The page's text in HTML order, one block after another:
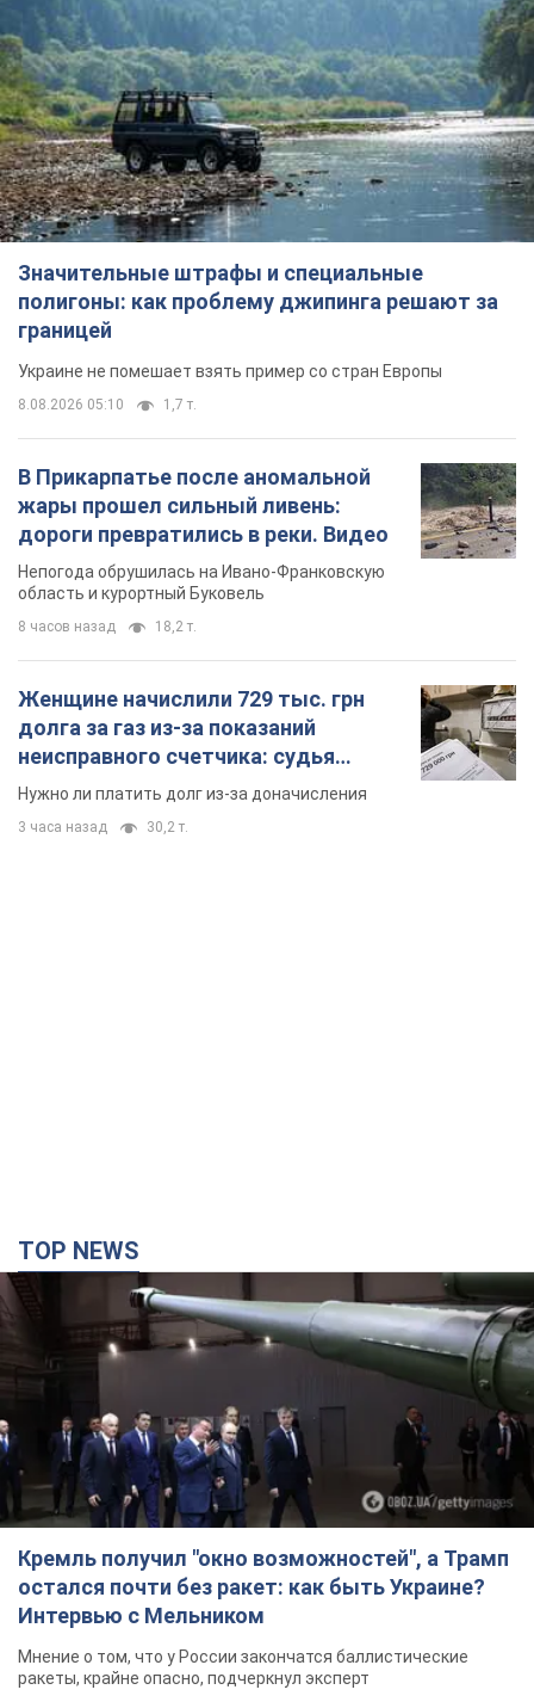
Значительные штрафы и специальные
полигоны: как проблему джипинга решают за
границей
Украине не помешает взять пример со стран Европы
8.08.2026 05:10 1,7 т.
В Прикарпатье после аномальной
жары прошел сильный ливень:
дороги превратились в реки. Видео
Непогода обрушилась на Ивано-Франковскую
область и курортный Буковель
8 часов назад 18,2 т.
Женщине начислили 729 тыс. грн
долга за газ из-за показаний
неисправного счетчика: судья
вынес неожиданное решение
Нужно ли платить долг из-за доначисления
3 часа назад 30,2 т.
TOP NEWS
Кремль получил "окно возможностей", а Трамп
остался почти без ракет: как быть Украине?
Интервью с Мельником
Мнение о том, что у России закончатся баллистические
ракеты, крайне опасно, подчеркнул эксперт